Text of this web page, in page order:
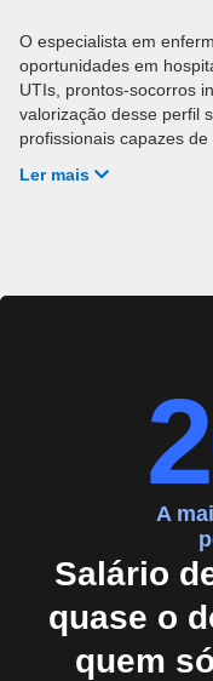
O especialista em
oportunidades em
UTIs, prontos-socorros
valorização desse perfil
profissionais capazes
Ler mais
A
Salário
quase o
quem